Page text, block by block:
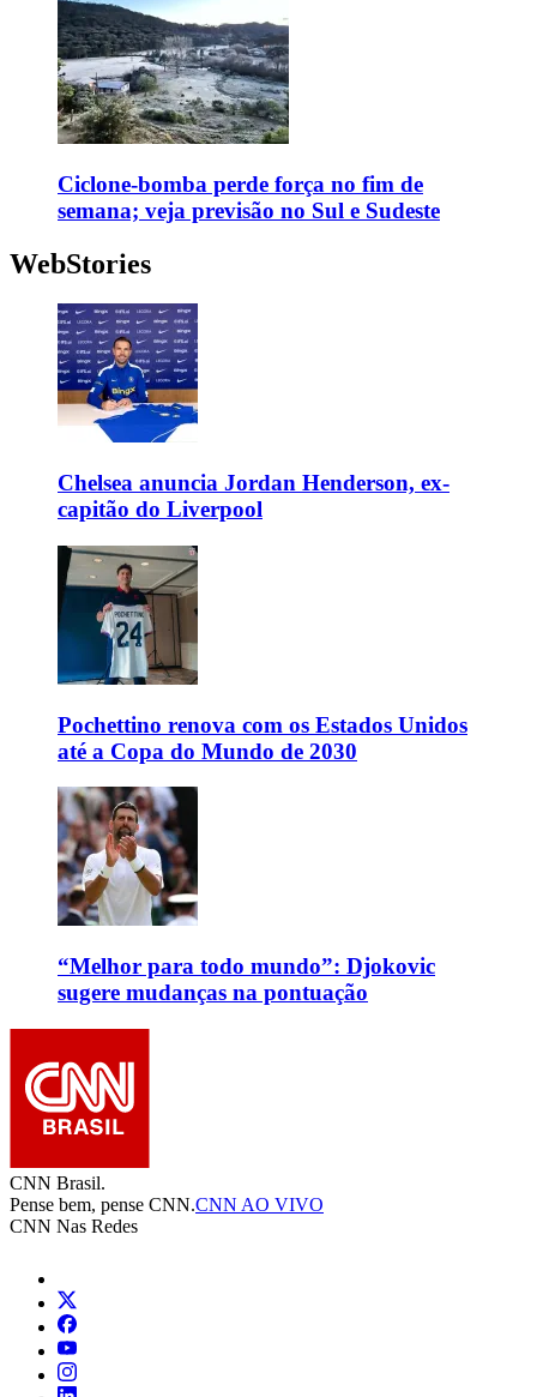
Ciclone-bomba perde força no fim de
semana; veja previsão no Sul e Sudeste
WebStories
Chelsea anuncia Jordan Henderson, ex-
capitão do Liverpool
Pochettino renova com os Estados Unidos
até a Copa do Mundo de 2030
“Melhor para todo mundo”: Djokovic
sugere mudanças na pontuação
CNN Brasil.
Pense bem, pense CNN.CNN AO VIVO
CNN Nas Redes